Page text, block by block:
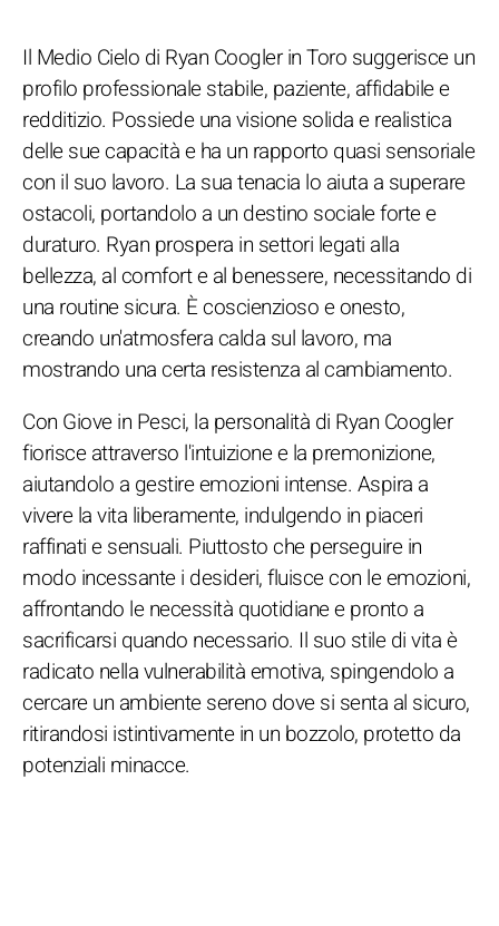
Il Medio Cielo di Ryan Coogler in Toro suggerisce un
profilo professionale stabile, paziente, affidabile e
redditizio. Possiede una visione solida e realistica
delle sue capacità e ha un rapporto quasi sensoriale
con il suo lavoro. La sua tenacia lo aiuta a superare
ostacoli, portandolo a un destino sociale forte e
duraturo. Ryan prospera in settori legati alla
bellezza, al comfort e al benessere, necessitando di
una routine sicura. È coscienzioso e onesto,
creando un'atmosfera calda sul lavoro, ma
mostrando una certa resistenza al cambiamento.
Con Giove in Pesci, la personalità di Ryan Coogler
fiorisce attraverso l'intuizione e la premonizione,
aiutandolo a gestire emozioni intense. Aspira a
vivere la vita liberamente, indulgendo in piaceri
raffinati e sensuali. Piuttosto che perseguire in
modo incessante i desideri, fluisce con le emozioni,
affrontando le necessità quotidiane e pronto a
sacrificarsi quando necessario. Il suo stile di vita è
radicato nella vulnerabilità emotiva, spingendolo a
cercare un ambiente sereno dove si senta al sicuro,
ritirandosi istintivamente in un bozzolo, protetto da
potenziali minacce.